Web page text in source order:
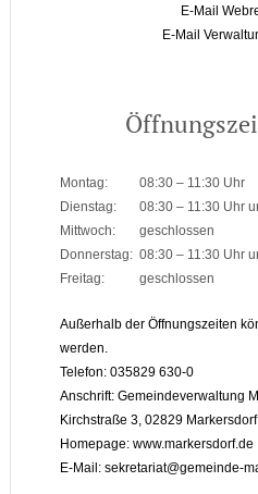
E-Mail
E-Mail
Montag:
08:30 – 11:30 Uhr
Dienstag:
08:30 – 11:30 Uhr
Mittwoch:
geschlossen
Donnerstag: 08:30 – 11:30 Uhr
Freitag:
geschlossen
Außerhalb der Öffnungszeiten
werden.
Telefon: 035829 630-0
Anschrift: Gemeindeverwaltung
Kirchstraße 3, 02829 Markersdorf
Homepage: www.markersdorf.de
E-Mail: sekretariat@gemeinde-